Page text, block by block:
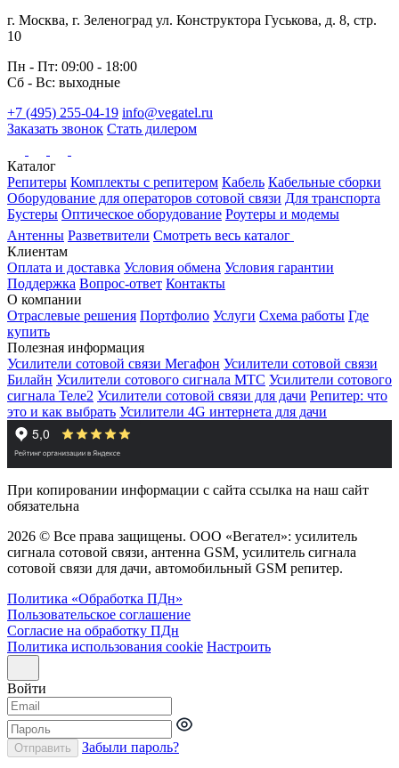
г. Москва, г. Зеленоград ул. Конструктора Гуськова, д. 8, стр.
10
Пн - Пт: 09:00 - 18:00
Сб - Вс: выходные
+7 (495) 255-04-19 info@vegatel.ru
Заказать звонок Стать дилером
Каталог
Репитеры Комплекты с репитером Кабель Кабельные сборки
Оборудование для операторов сотовой связи Для транспорта
Бустеры Оптическое оборудование Роутеры и модемы
Антенны Разветвители Смотреть весь каталог
Клиентам
Оплата и доставка Условия обмена Условия гарантии
Поддержка Вопрос-ответ Контакты
О компании
Отраслевые решения Портфолио Услуги Схема работы Где
купить
Полезная информация
Усилители сотовой связи Мегафон Усилители сотовой связи
Билайн Усилители сотового сигнала МТС Усилители сотового
сигнала Теле2 Усилители сотовой связи для дачи Репитер: что
это и как выбрать Усилители 4G интернета для дачи
При копировании информации с сайта ссылка на наш сайт
обязательна
2026 © Все права защищены. ООО «Вегател»: усилитель
сигнала сотовой связи, антенна GSM, усилитель сигнала
сотовой связи для дачи, автомобильный GSM репитер.
Политика «Обработка ПДн»
Пользовательское соглашение
Согласие на обработку ПДн
Политика использования cookie Настроить
Войти
Отправить Забыли пароль?